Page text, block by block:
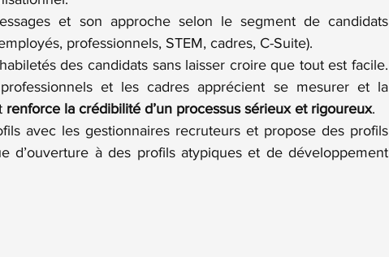
et son approche selon le segment de candidats
professionnels, STEM, cadres, C-Suite).
des candidats sans laisser croire que tout est facile.
et les cadres apprécient se mesurer et la
renforce la crédibilité d’un processus sérieux et rigoureux.
avec les gestionnaires recruteurs et propose des profils
d’ouverture à des profils atypiques et de développement